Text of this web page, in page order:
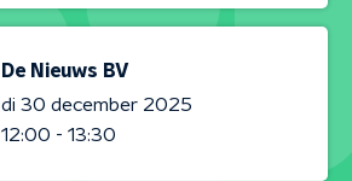
De Nieuws BV
di 30 december 2025
12:00 - 13:30